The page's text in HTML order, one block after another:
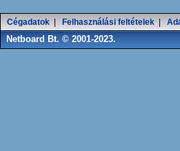
Cégadatok Felhasználási feltételek
Netboard Bt. © 2001-2023.